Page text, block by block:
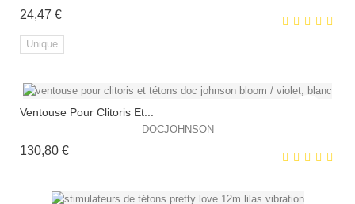
HORS STOCK
EXCLUSIVITÉ WEB !
24,47 €Prix
Unique
Ventouse Pour Clitoris Et...
DOCJOHNSON
130,80 €Prix